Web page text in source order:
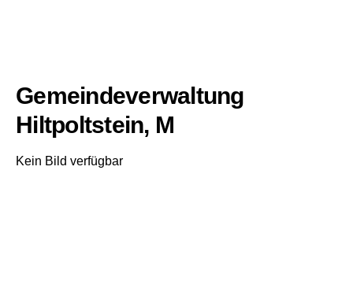
Gemeindeverwaltung
Hiltpoltstein, M
Kein Bild verfügbar